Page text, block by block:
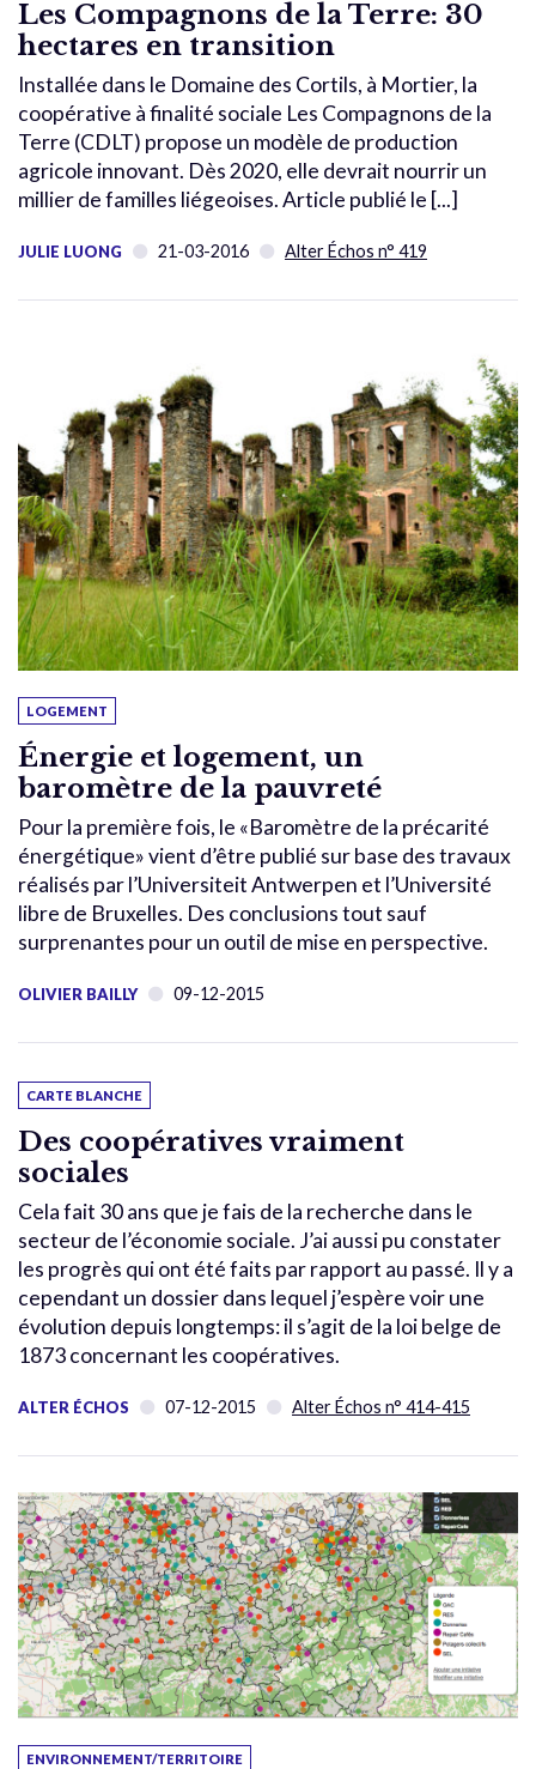
Les Compagnons de la Terre: 30
hectares en transition
Installée dans le Domaine des Cortils, à Mortier, la
coopérative à finalité sociale Les Compagnons de la
Terre (CDLT) propose un modèle de production
agricole innovant. Dès 2020, elle devrait nourrir un
millier de familles liégeoises. Article publié le [...]
JULIE LUONG 21-03-2016 Alter Échos n° 419
LOGEMENT
Énergie et logement, un
baromètre de la pauvreté
Pour la première fois, le «Baromètre de la précarité
énergétique» vient d’être publié sur base des travaux
réalisés par l’Universiteit Antwerpen et l’Université
libre de Bruxelles. Des conclusions tout sauf
surprenantes pour un outil de mise en perspective.
OLIVIER BAILLY 09-12-2015
CARTE BLANCHE
Des coopératives vraiment
sociales
Cela fait 30 ans que je fais de la recherche dans le
secteur de l’économie sociale. J’ai aussi pu constater
les progrès qui ont été faits par rapport au passé. Il y a
cependant un dossier dans lequel j’espère voir une
évolution depuis longtemps: il s’agit de la loi belge de
1873 concernant les coopératives.
ALTER ÉCHOS 07-12-2015 Alter Échos n° 414-415
ENVIRONNEMENT/TERRITOIRE